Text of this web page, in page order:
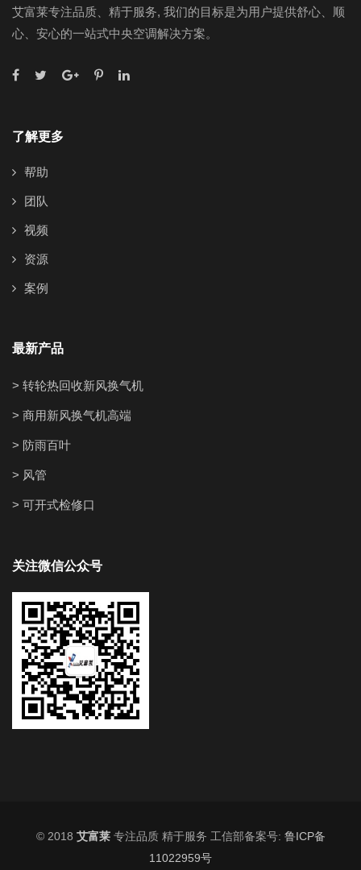
艾富莱专注品质、精于服务, 我们的目标是为用户提供舒心、顺
心、安心的一站式中央空调解决方案。
了解更多
帮助
团队
视频
资源
案例
最新产品
> 转轮热回收新风换气机
> 商用新风换气机高端
> 防雨百叶
> 风管
> 可开式检修口
关注微信公众号
© 2018 艾富莱专注品质 精于服务 工信部备案号: 鲁ICP备
11022959号